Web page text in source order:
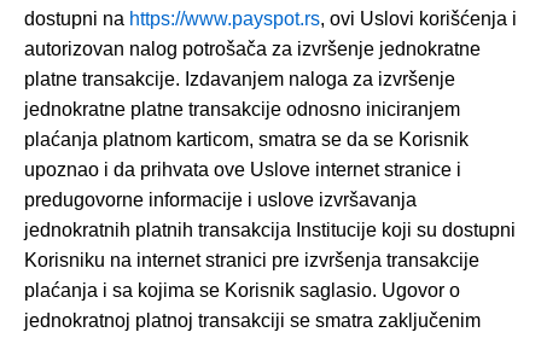
dostupni na https://www.payspot.rs, ovi Uslovi korišćenja i
autorizovan nalog potrošača za izvršenje jednokratne
platne transakcije. Izdavanjem naloga za izvršenje
jednokratne platne transakcije odnosno iniciranjem
plaćanja platnom karticom, smatra se da se Korisnik
upoznao i da prihvata ove Uslove internet stranice i
predugovorne informacije i uslove izvršavanja
jednokratnih platnih transakcija Institucije koji su dostupni
Korisniku na internet stranici pre izvršenja transakcije
plaćanja i sa kojima se Korisnik saglasio. Ugovor o
jednokratnoj platnoj transakciji se smatra zaključenim